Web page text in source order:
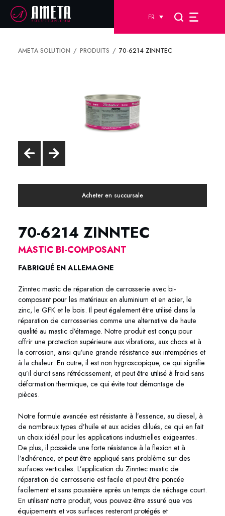
FR
AMETA SOLUTION PRODUITS 70-6214 ZINNTEC
Acheter en succursale
70-6214 ZINNTEC
MASTIC BI-COMPOSANT
FABRIQUÉ EN ALLEMAGNE
Zinntec mastic de réparation de carrosserie avec bi-
composant pour les matériaux en aluminium et en acier, le
zinc, le GFK et le bois. Il peut également être utilisé dans la
réparation de carrosseries comme une alternative de haute
qualité au mastic d’étamage. Notre produit est conçu pour
offrir une protection supérieure aux vibrations, aux chocs et à
la corrosion, ainsi qu’une grande résistance aux intempéries et
à la chaleur. En outre, il est non hygroscopique, ce qui signifie
qu’il durcit sans rétrécissement, et peut être utilisé à froid sans
déformation thermique, ce qui évite tout démontage de
pièces.
Notre formule avancée est résistante à l’essence, au diesel, à
de nombreux types d’huile et aux acides dilués, ce qui en fait
un choix idéal pour les applications industrielles exigeantes.
De plus, il possède une forte résistance à la flexion et à
l’adhérence, et peut être appliqué sans problème sur des
surfaces verticales. L’application du Zinntec mastic de
réparation de carrosserie est facile et peut être poncée
facilement et sans poussière après un temps de séchage court.
En utilisant notre produit, vous pouvez être assuré que vos
équipements et vos surfaces resteront protégés et